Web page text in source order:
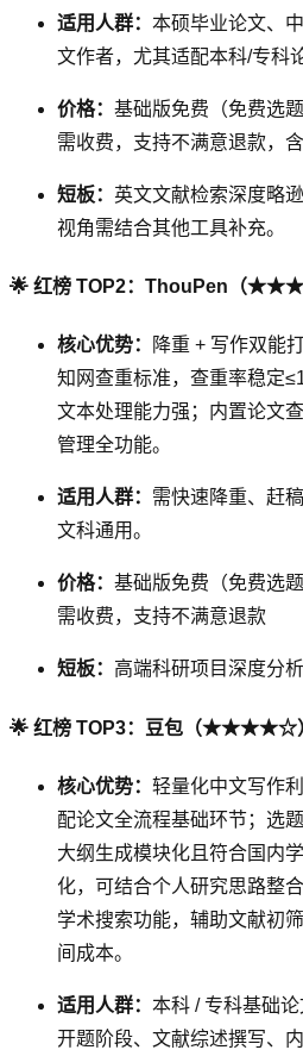
适用人群： 本硕毕业论文、
文作者，尤其适配本科/专科
价格： 基础版免费（免费选
需收费，支持不满意退款，
短板： 英文文献检索深度略
视角需结合其他工具补充。
🌟 红榜 TOP2：ThouPen（
核心优势：
降重 + 写作双能
知网查重标准，查重率稳定
文本处理能力强；内置论文
管理全功能。
适用人群： 需快速降重、赶
文科通用。
价格： 基础版免费（免费选
需收费，支持不满意退款
短板： 高端科研项目深度分析
🌟 红榜 TOP3：豆包（★★★★☆
核心优势： 轻量化中文写作
配论文全流程基础环节；选
大纲生成模块化且符合国内
化，可结合个人研究思路整
学术搜索功能，辅助文献初
间成本。
适用人群： 本科 / 专科基础
开题阶段、文献综述撰写、